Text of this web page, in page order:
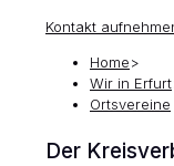
Kontakt
Home>
Wir in Erfurt
Ortsvereine
Der